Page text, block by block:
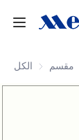
الكل مقسمالرئيسية